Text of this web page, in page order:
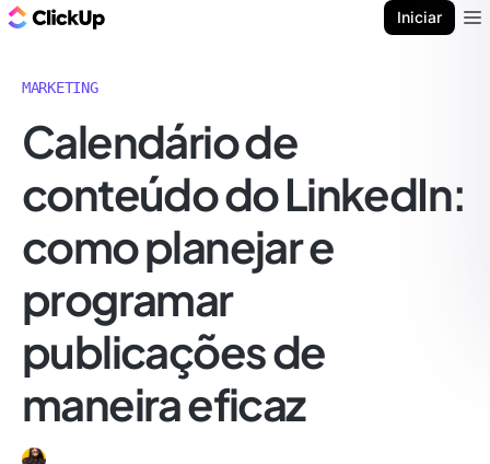
Iniciar
MARKETING
Calendário de
conteúdo do LinkedIn:
como planejar e
programar
publicações de
maneira eficaz